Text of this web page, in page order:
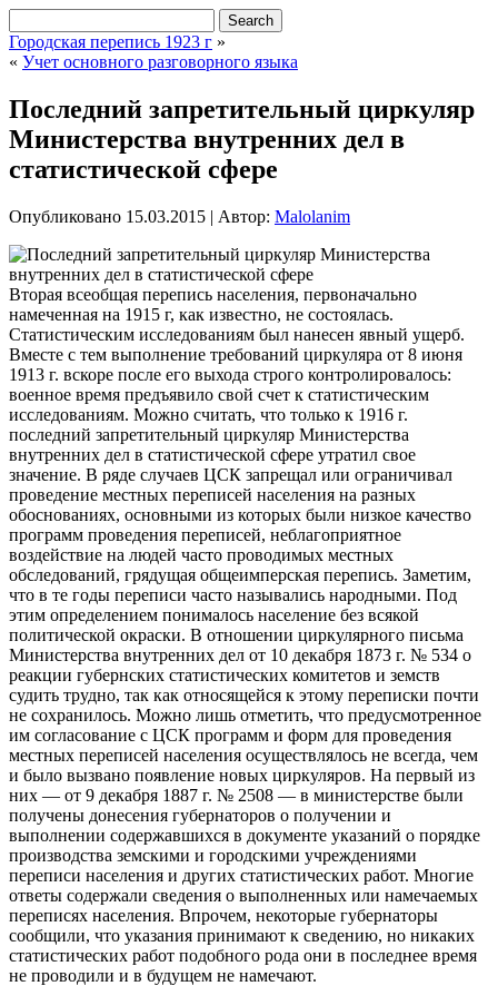
Городская перепись 1923 г »
« Учет основного разговорного языка
Последний запретительный циркуляр
Министерства внутренних дел в
статистической сфере
Опубликовано 15.03.2015 | Автор: Malolanim
Вторая всеобщая перепись населения, первоначально
намеченная на 1915 г, как известно, не состоялась.
Статистическим исследованиям был нанесен явный ущерб.
Вместе с тем выполнение требований циркуляра от 8 июня
1913 г. вскоре после его выхода строго контролировалось:
военное время предъявило свой счет к статистическим
исследованиям. Можно считать, что только к 1916 г.
последний запретительный циркуляр Министерства
внутренних дел в статистической сфере утратил свое
значение. В ряде случаев ЦСК запрещал или ограничивал
проведение местных переписей населения на разных
обоснованиях, основными из которых были низкое качество
программ проведения переписей, неблагоприятное
воздействие на людей часто проводимых местных
обследований, грядущая общеимперская перепись. Заметим,
что в те годы переписи часто назывались народными. Под
этим определением понималось население без всякой
политической окраски. В отношении циркулярного письма
Министерства внутренних дел от 10 декабря 1873 г. № 534 о
реакции губернских статистических комитетов и земств
судить трудно, так как относящейся к этому переписки почти
не сохранилось. Можно лишь отметить, что предусмотренное
им согласование с ЦСК программ и форм для проведения
местных переписей населения осуществлялось не всегда, чем
и было вызвано появление новых циркуляров. На первый из
них — от 9 декабря 1887 г. № 2508 — в министерстве были
получены донесения губернаторов о получении и
выполнении содержавшихся в документе указаний о порядке
производства земскими и городскими учреждениями
переписи населения и других статистических работ. Многие
ответы содержали сведения о выполненных или намечаемых
переписях населения. Впрочем, некоторые губернаторы
сообщили, что указания принимают к сведению, но никаких
статистических работ подобного рода они в последнее время
не проводили и в будущем не намечают.